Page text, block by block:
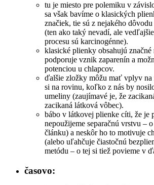
tu je miesto pre polemiku v
sa však bavíme o klasických
značiek, tie sú z nejakého
(ten ako taký nevadí, ale
procesu sú karcinogénne).
klasické plienky obsahujú značné
podporuje vznik zaparenín a
potenciou u chlapcov.
ďalšie zložky môžu mať vplyv na
si na rovinu, koľko z nás by
umeliny (zaujímavé je, že
zacikaná látková vôbec).
bábo v látkovej plienke cíti, že je
nepoužijeme separačnú vrstvu –
článku) a neskôr ho to motivuje
(alebo uľahčuje čiastočnú
metódu – o tej si tiež povieme v
časovo: